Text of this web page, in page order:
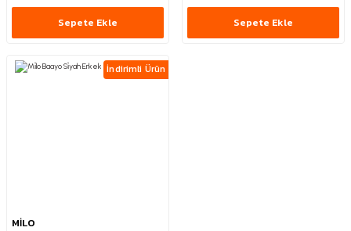
Sepete Ekle Sepete Ekle
İndirimli Ürün
MİLO